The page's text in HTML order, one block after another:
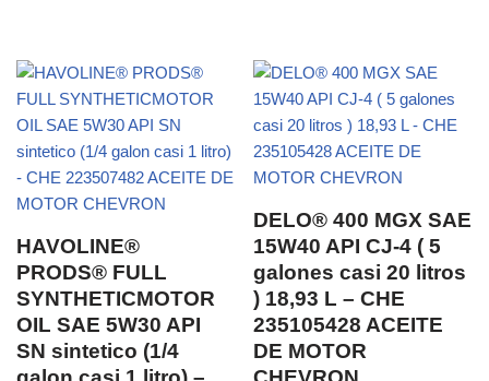
HAVOLINE®
PRODS® FULL
SYNTHETICMOTOR
OIL SAE 5W30 API
SN sintetico (1/4
DELO® 400 MGX SAE
15W40 API CJ-4 ( 5
galones casi 20 litros
) 18,93 L – CHE
235105428 ACEITE
DE MOTOR